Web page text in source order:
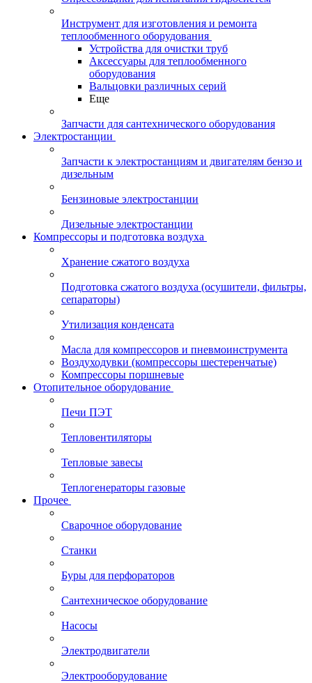
Инструмент для изготовления и ремонта
теплообменного оборудования
Устройства для очистки труб
Аксессуары для теплообменного
оборудования
Вальцовки различных серий
Еще
Запчасти для сантехнического оборудования
Электростанции
Запчасти к электростанциям и двигателям бензо и
дизельным
Бензиновые электростанции
Дизельные электростанции
Компрессоры и подготовка воздуха
Хранение сжатого воздуха
Подготовка сжатого воздуха (осушители, фильтры,
сепараторы)
Утилизация конденсата
Масла для компрессоров и пневмоинструмента
Воздуходувки (компрессоры шестеренчатые)
Компрессоры поршневые
Отопительное оборудование
Печи ПЭТ
Тепловентиляторы
Тепловые завесы
Теплогенераторы газовые
Прочее
Сварочное оборудование
Станки
Буры для перфораторов
Сантехническое оборудование
Насосы
Электродвигатели
Электрооборудование